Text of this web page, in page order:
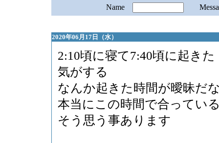
Name
2020年06月17日（水）
2:10頃に寝て7:40頃に起きた
気がする
なんか起きた時間が曖昧だ
本当にこの時間で合ってい
そう思う事あります